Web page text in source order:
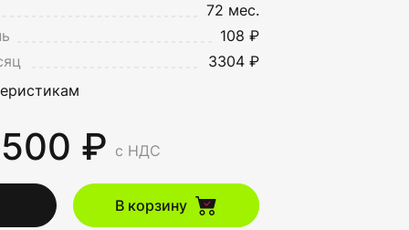
72 мес.
108 ₽
3304 ₽
₽ с НДС
В корзину